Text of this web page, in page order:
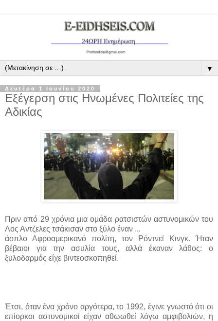
▼
Δευτέρα 1 Ιουνίου 2020
Εξέγερση στις Ηνωμένες Πολιτείες της
Αδικίας
Πριν από 29 χρόνια μια ομάδα ρατσιστών αστυνομικών του
Λος Αντζελες τσάκισαν στο ξύλο έναν ...
άοπλο Αφροαμερικανό πολίτη, τον Ρόντνεϊ Κινγκ. Ήταν
βέβαιοι για την ασυλία τους, αλλά έκαναν λάθος: ο
ξυλοδαρμός είχε βιντεοσκοπηθεί.
Έτσι, όταν ένα χρόνο αργότερα, το 1992, έγινε γνωστό ότι οι
επίορκοι αστυνομικοί είχαν αθωωθεί λόγω αμφιβολιών, η